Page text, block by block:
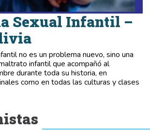
Sexual Infantil –
no es un problema nuevo, sino una
infantil que acompañó al
durante toda su historia, en
como en todas las culturas y clases